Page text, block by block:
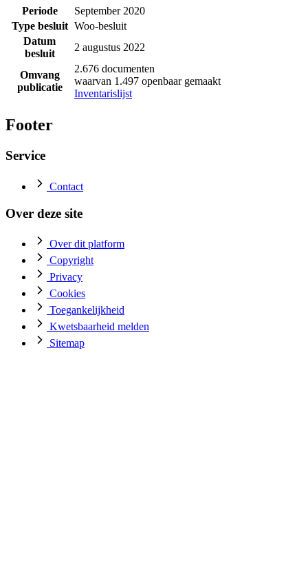
Periode
September 2020
Type besluit Woo-besluit
Datum
besluit
2 augustus 2022
Omvang
publicatie
2.676 documenten
waarvan 1.497 openbaar gemaakt
Inventarislijst
Footer
Service
Contact
Over deze site
Over dit platform
Copyright
Privacy
Cookies
Toegankelijkheid
Kwetsbaarheid melden
Sitemap